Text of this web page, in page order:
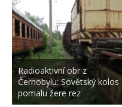
Radioaktivní obr z
Černobylu: Sovětský kolos
pomalu žere rez